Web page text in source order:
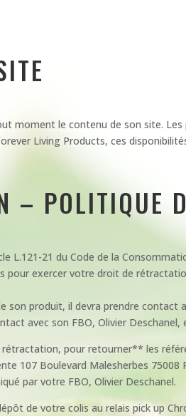
moment le contenu de son site.
Living Products, ces
– POLITIQUE
L.121-21 du Code de la
pour exercer votre droit de
son produit, il devra prendre contact
avec son FBO, Olivier
pour retourner** les
107 Boulevard Malesherbes 75008
par votre FBO, Olivier Deschanel.
de votre colis au relais pick up